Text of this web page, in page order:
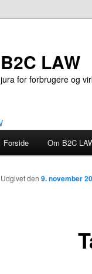
B2C LAW
jura for forbrugere og
Forside Om B2C
Udgivet den 9. november